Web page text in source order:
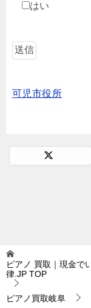
はい
可児市役所
ピアノ 買取｜現金で
律.JP TOP
ピアノ買取岐阜